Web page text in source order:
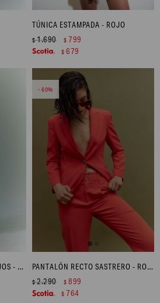
TÚNICA ESTAMPADA - ROJO
$1.690 $ 799
$ 679
PANTALÓN DE LINO CON TAJOS - ROJO
60
PANTALÓN RECTO SASTRERO - ROJO
$2.290 $ 899
$ 764